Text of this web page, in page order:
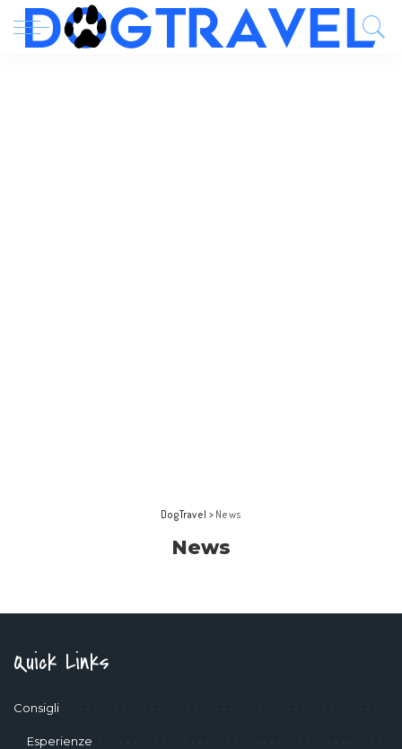
DogTravel > News
News
Quick Links
Consigli
Esperienze